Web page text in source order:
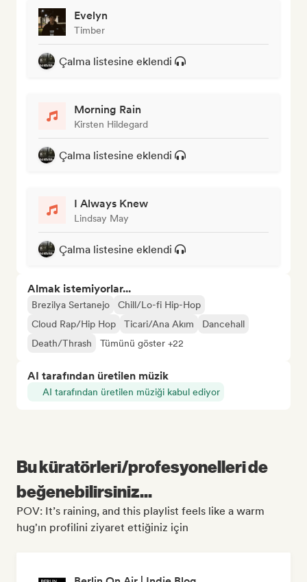
Evelyn
Timber
Çalma listesine eklendi
Morning Rain
Kirsten Hildegard
Çalma listesine eklendi
I Always Knew
Lindsay May
Çalma listesine eklendi
Almak istemiyorlar...
Brezilya Sertanejo
Chill/Lo-fi Hip-Hop
Cloud Rap/Hip Hop
Ticari/Ana Akım
Dancehall
Death/Thrash
Tümünü göster +22
AI tarafından üretilen müzik
AI tarafından üretilen müziği kabul ediyor
Bu küratörleri/profesyonelleri de
beğenebilirsiniz...
POV: It’s raining, and this playlist feels like a warm
hug'ın profilini ziyaret ettiğiniz için